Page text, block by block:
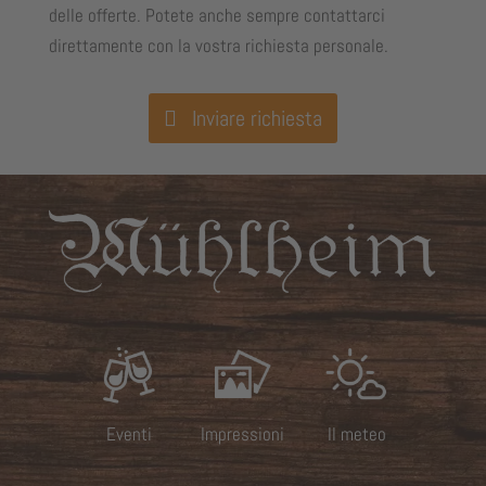
delle offerte. Potete anche sempre contattarci
direttamente con la vostra richiesta personale.
Inviare richiesta
Eventi Impressioni Il meteo